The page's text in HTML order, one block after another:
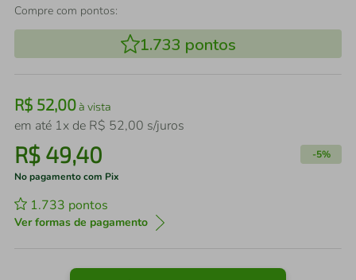
Compre com pontos:
1.733 pontos
R$ 52,00à vista
em até 1x de R$ 52,00 s/juros
R$ 49,40 -5%
No pagamento com Pix
1.733 pontos
Ver formas de pagamento